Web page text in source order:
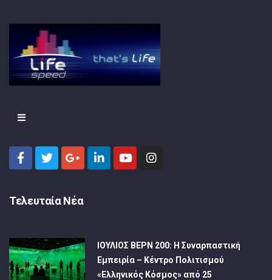
Τελευταία Νέα
ΙΟΥΛΙΟΣ ΒΕΡΝ 200: Η Συναρπαστική
Εμπειρία – Κέντρο Πολιτισμού
«Ελληνικός Κόσμος» από 25